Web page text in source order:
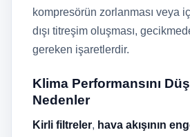
kompresörün zorlanması veya
dışı titreşim oluşması,
gereken işaretlerdir.
Klima Performansını
Nedenler
Kirli filtreler, hava akışının